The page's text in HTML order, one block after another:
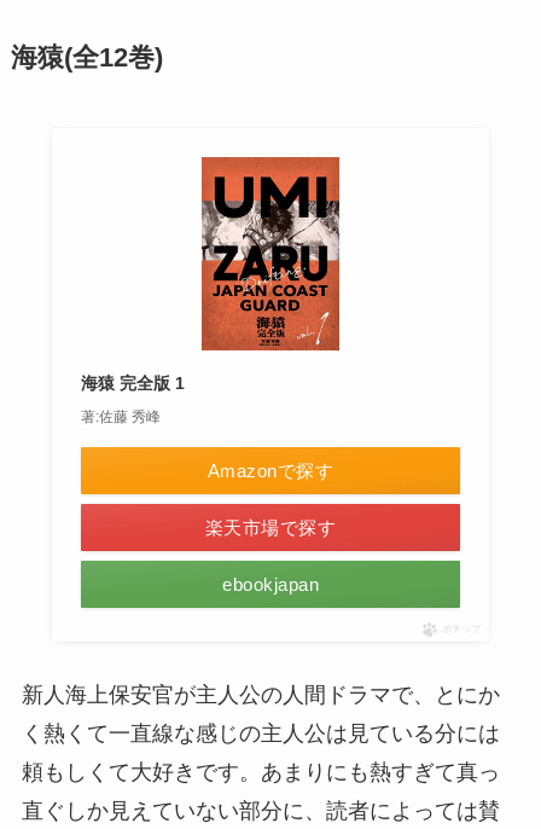
海猿(全12巻)
海猿 完全版 1
著:佐藤 秀峰
Amazonで探す
楽天市場で探す
ebookjapan
ポチップ
新人海上保安官が主人公の人間ドラマで、とにか
く熱くて一直線な感じの主人公は見ている分には
頼もしくて大好きです。あまりにも熱すぎて真っ
直ぐしか見えていない部分に、読者によっては賛